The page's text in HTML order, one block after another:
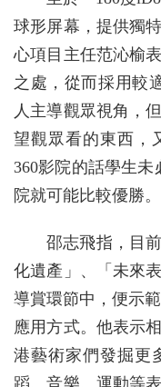
球形屏幕，提供獨
心項目主任范沁榆
之處，從而採用較
人主導觀眾視角，
望觀眾看的東西，
360影院的話學生未
院就可能比較優勝。
邵志飛指，目
化遺產」、「未來
導賞環節中，便示
應用方式。他表示
港藝術家們發掘更
蹈、音樂、運動等